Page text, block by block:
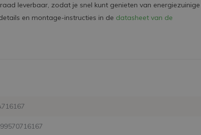
leverbaar, zodat je snel kunt genieten van energiezuinige
en montage-instructies in de datasheet van de